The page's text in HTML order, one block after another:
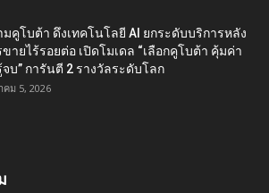
มคูโบต้า ดึงเทคโนโลยี AI ยกระดับบริการหลัง
ขายไร้รอยต่อ เปิดโมเดล “เลือกคูโบต้า คุ้มค่า
จบ” การันตี 2 รางวัลระดับโลก
คม 5, 2026